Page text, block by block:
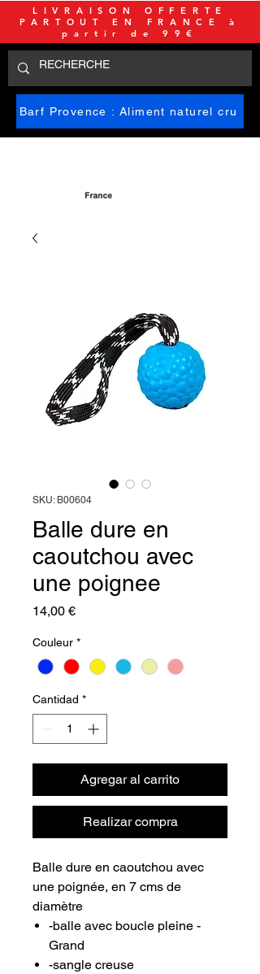
Barf Provence : Aliment naturel cru
LIVRAISON OFFERTE
PARTOUT EN FRANCE à
partir de 99€
SKU: B00604
Balle dure en
caoutchou avec
une poignee
14,00 €Precio
Couleur *
Cantidad *
Agregar al carrito
Realizar compra
Balle dure en caoutchou avec
une poignée, en 7 cms de
diamètre
-balle avec boucle pleine -
Grand
-sangle creuse